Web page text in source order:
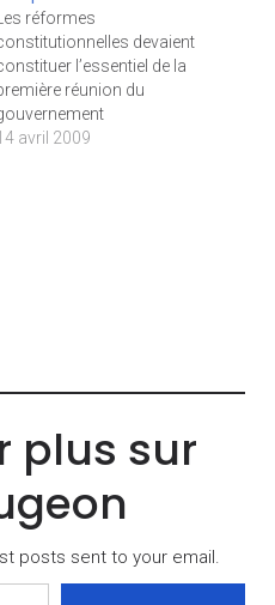
réformes
devaient
l’essentiel de la
réunion du
dimanche 5
avril 2009
plus sur
posts sent to your email.